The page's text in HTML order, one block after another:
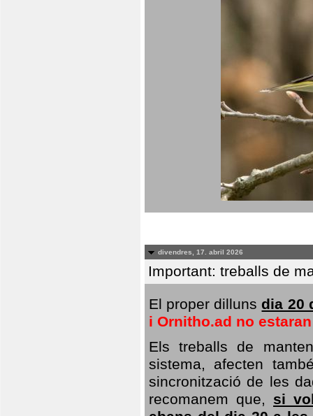
divendres, 17. abril 2026
Important: treballs de
El proper dilluns dia 20
i Ornitho.ad no
Els treballs de
sistema, afecten
sincronització de les
recomanem que, si